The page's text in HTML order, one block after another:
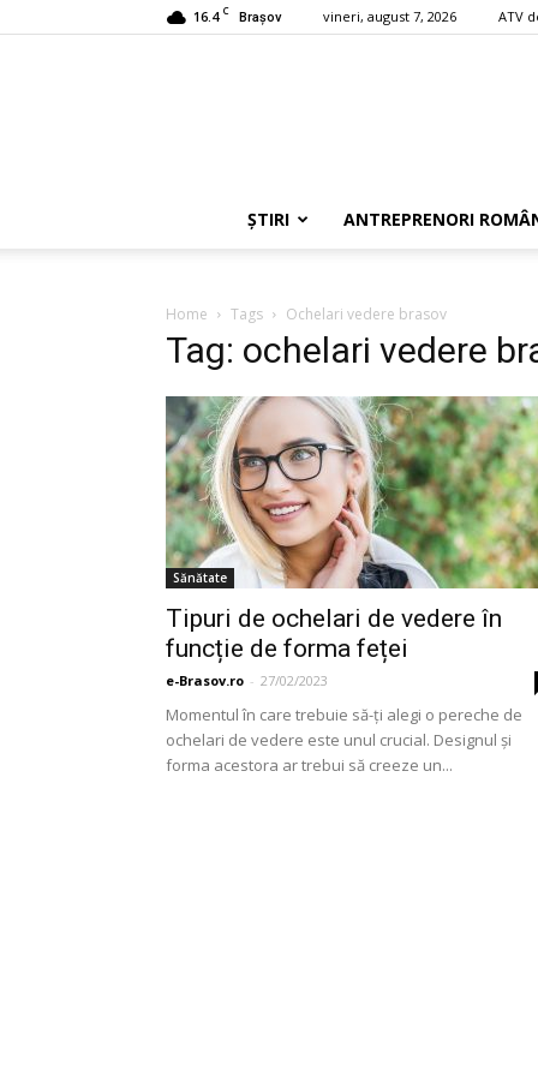
16.4 C Braşov vineri, august 7, 2026 ATV
ȘTIRI ANTREPRENORI
Home Tags Ochelari vedere brasov
Tag: ochelari vedere
Sănătate
Tipuri de ochelari de vedere în
funcție de forma feței
e-Brasov.ro - 27/02/2023
Momentul în care trebuie să-ți alegi o pereche de
ochelari de vedere este unul crucial. Designul și
forma acestora ar trebui să creeze un...